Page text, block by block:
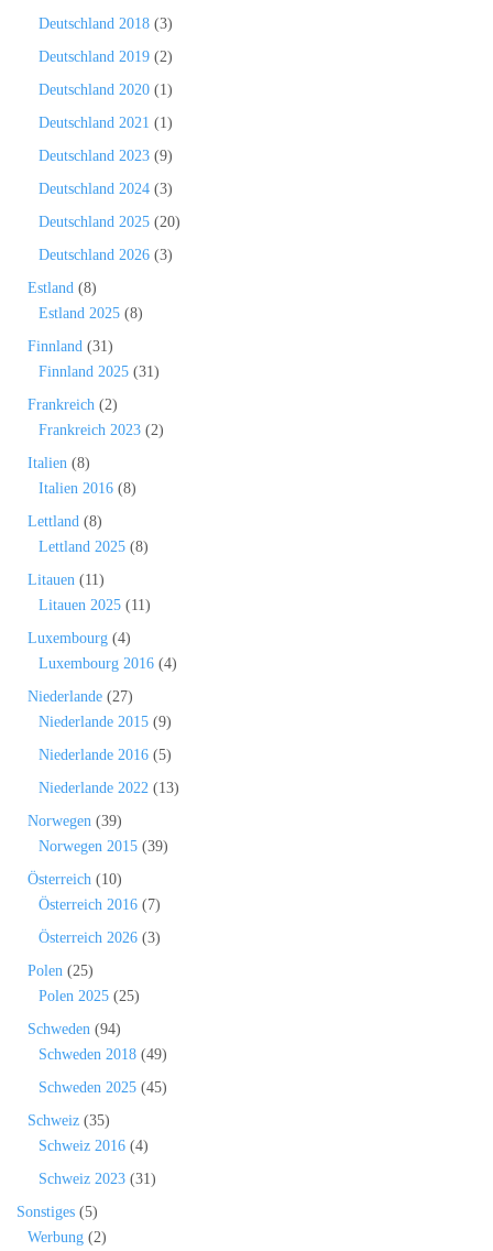
Deutschland 2018 (3)
Deutschland 2019 (2)
Deutschland 2020 (1)
Deutschland 2021 (1)
Deutschland 2023 (9)
Deutschland 2024 (3)
Deutschland 2025 (20)
Deutschland 2026 (3)
Estland (8)
Estland 2025 (8)
Finnland (31)
Finnland 2025 (31)
Frankreich (2)
Frankreich 2023 (2)
Italien (8)
Italien 2016 (8)
Lettland (8)
Lettland 2025 (8)
Litauen (11)
Litauen 2025 (11)
Luxembourg (4)
Luxembourg 2016 (4)
Niederlande (27)
Niederlande 2015 (9)
Niederlande 2016 (5)
Niederlande 2022 (13)
Norwegen (39)
Norwegen 2015 (39)
Österreich (10)
Österreich 2016 (7)
Österreich 2026 (3)
Polen (25)
Polen 2025 (25)
Schweden (94)
Schweden 2018 (49)
Schweden 2025 (45)
Schweiz (35)
Schweiz 2016 (4)
Schweiz 2023 (31)
Sonstiges (5)
Werbung (2)